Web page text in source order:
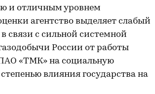
и отличным уровнем
агентство выделяет слабый
связи с сильной системной
России от работы
«ТМК» на социальную
влияния государства на